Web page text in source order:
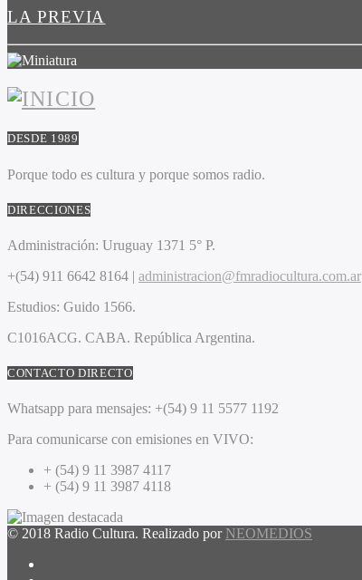
LA PREVIA
DESDE 1989
Porque todo es cultura y porque somos radio.
DIRECCIONES
Administración: Uruguay 1371 5° P.
+(54) 911 6642 8164 | administracion@fmradiocultura.com.ar
Estudios: Guido 1566.
C1016ACG. CABA. República Argentina.
CONTACTO DIRECTO
Whatsapp para mensajes: +(54) 9 11 5577 1192
Para comunicarse con emisiones en VIVO:
+ (54) 9 11 3987 4117
+ (54) 9 11 3987 4118
© 2018 Radio Cultura. Realizado por NEOMEDIOS